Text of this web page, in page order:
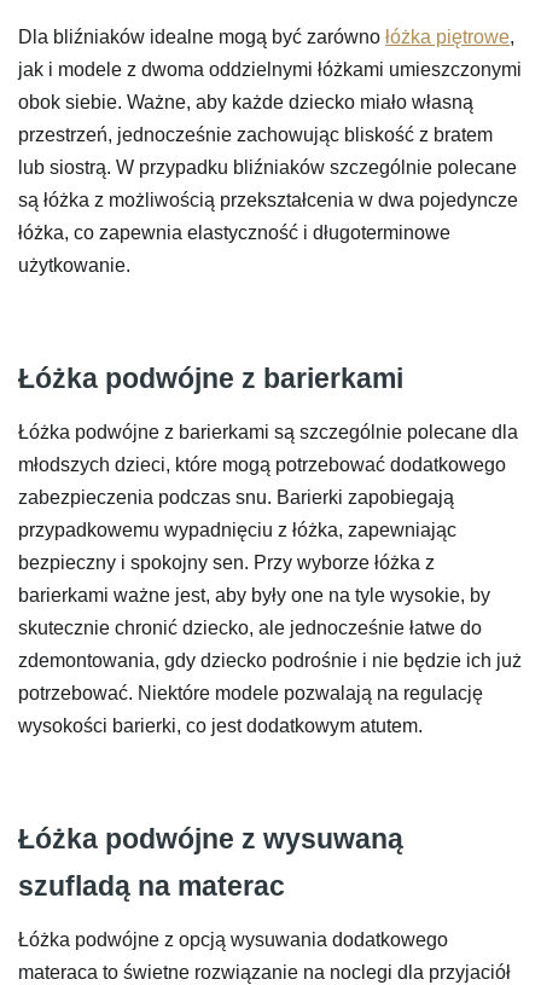
Dla bliźniaków idealne mogą być zarówno łóżka piętrowe,
jak i modele z dwoma oddzielnymi łóżkami umieszczonymi
obok siebie. Ważne, aby każde dziecko miało własną
przestrzeń, jednocześnie zachowując bliskość z bratem
lub siostrą. W przypadku bliźniaków szczególnie polecane
są łóżka z możliwością przekształcenia w dwa pojedyncze
łóżka, co zapewnia elastyczność i długoterminowe
użytkowanie.
Łóżka podwójne z barierkami
Łóżka podwójne z barierkami są szczególnie polecane dla
młodszych dzieci, które mogą potrzebować dodatkowego
zabezpieczenia podczas snu. Barierki zapobiegają
przypadkowemu wypadnięciu z łóżka, zapewniając
bezpieczny i spokojny sen. Przy wyborze łóżka z
barierkami ważne jest, aby były one na tyle wysokie, by
skutecznie chronić dziecko, ale jednocześnie łatwe do
zdemontowania, gdy dziecko podrośnie i nie będzie ich już
potrzebować. Niektóre modele pozwalają na regulację
wysokości barierki, co jest dodatkowym atutem.
Łóżka podwójne z wysuwaną
szufladą na materac
Łóżka podwójne z opcją wysuwania dodatkowego
materaca to świetne rozwiązanie na noclegi dla przyjaciół